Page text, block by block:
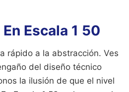
Escala 1 50
rápido a la abstracción. Ves
del diseño técnico
la ilusión de que el nivel